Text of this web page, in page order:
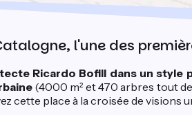
l'une des
Ricardo Bofill dans un style
(4000 m² et 470 arbres tout
cette place à la croisée de visions